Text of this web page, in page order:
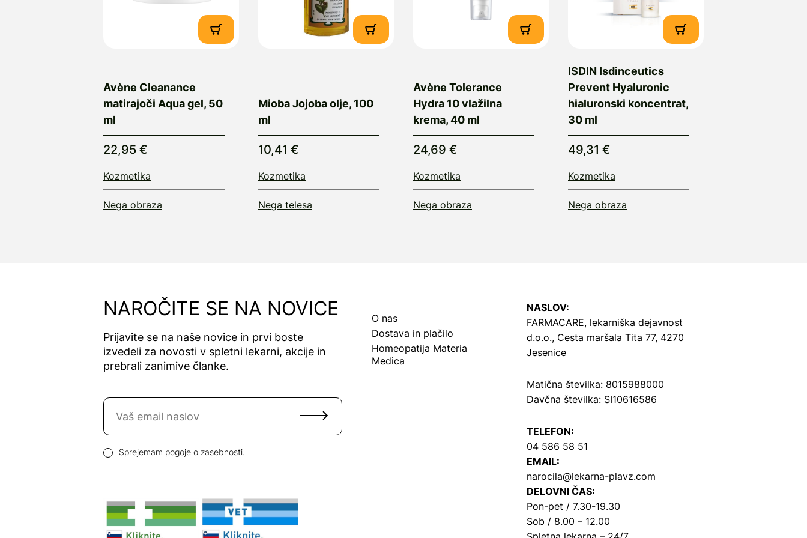
Avène Cleanance
matirajoči Aqua gel, 50
ml
22,95 €
Kozmetika
Nega obraza
Mioba Jojoba olje, 100
ml
10,41 €
Kozmetika
Nega telesa
Avène Tolerance
Hydra 10 vlažilna
krema, 40 ml
24,69 €
Kozmetika
Nega obraza
ISDIN Isdinceutics
Prevent Hyaluronic
hialuronski koncentrat,
30 ml
49,31 €
Kozmetika
Nega obraza
NAROČITE SE NA NOVICE
Prijavite se na naše novice in prvi boste
izvedeli za novosti v spletni lekarni, akcije in
prebrali zanimive članke.
Naročite se na novice
Pogoji zasebnosti
Sprejemam pogoje o zasebnosti.
O nas
Dostava in plačilo
Homeopatija Materia
Medica
NASLOV:
FARMACARE, lekarniška dejavnost
d.o.o., Cesta maršala Tita 77, 4270
Jesenice
Matična številka: 8015988000
Davčna številka: SI10616586
TELEFON:
04 586 58 51
EMAIL:
narocila@lekarna-plavz.com
DELOVNI ČAS:
Pon-pet / 7.30-19.30
Sob / 8.00 – 12.00